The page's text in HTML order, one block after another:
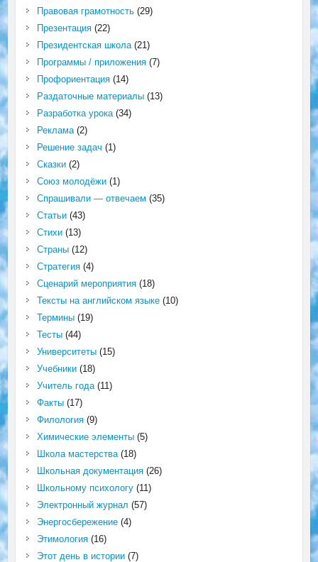
Правовая грамотность(29)
Презентация(22)
Президентская школа(21)
Программы / приложения(7)
Профориентация(14)
Раздаточные материалы(13)
Разработка урока(34)
Реклама(2)
Решение задач (1)
Сказки(2)
Союз молодёжи(1)
Спрашивали — отвечаем (35)
Статьи(43)
Стихи(13)
Страны(12)
Стратегия(4)
Сценарий мероприятия(18)
Тексты на английском языке(10)
Термины(19)
Тесты(44)
Университеты(15)
Учебники(18)
Учитель года(11)
Факты(17)
Филология(9)
Химические элементы(5)
Школа мастерства(18)
Школьная документация(26)
Школьному психологу(11)
Электронный журнал (57)
Энергосбережение(4)
Этимология(16)
Этот день в истории(7)